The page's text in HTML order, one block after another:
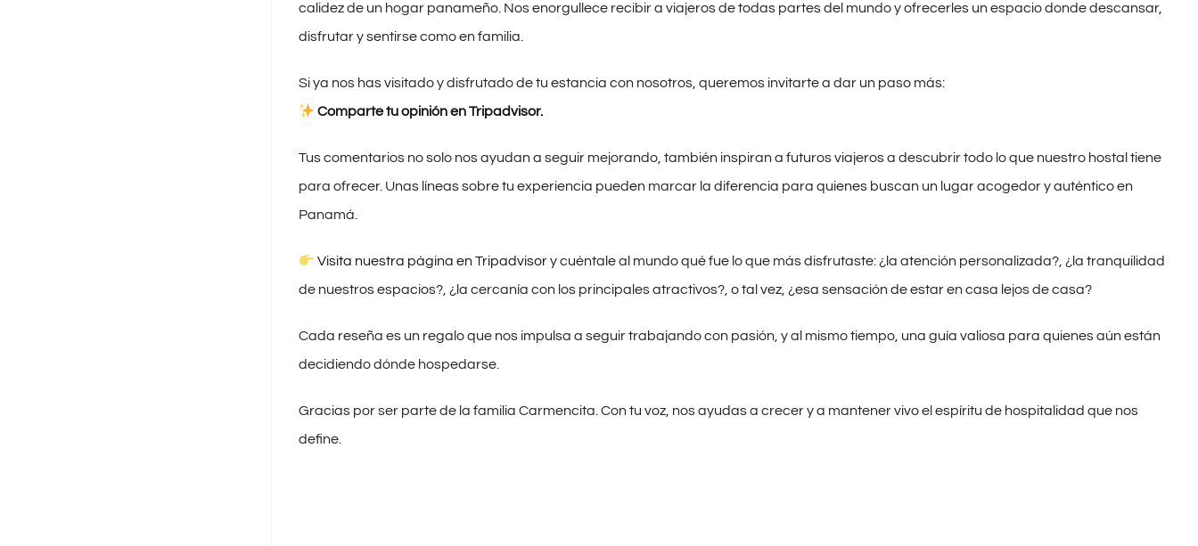
calidez de un hogar panameño. Nos enorgullece recibir a viajeros de todas partes del mundo y ofrecerles un espacio donde descansar,
disfrutar y sentirse como en familia.
Si ya nos has visitado y disfrutado de tu estancia con nosotros, queremos invitarte a dar un paso más:
Comparte tu opinión en Tripadvisor.
Tus comentarios no solo nos ayudan a seguir mejorando, también inspiran a futuros viajeros a descubrir todo lo que nuestro hostal tiene
para ofrecer. Unas líneas sobre tu experiencia pueden marcar la diferencia para quienes buscan un lugar acogedor y auténtico en
Panamá.
Visita nuestra página en Tripadvisory cuéntale al mundo qué fue lo que más disfrutaste: ¿la atención personalizada?, ¿la tranquilidad
de nuestros espacios?, ¿la cercanía con los principales atractivos?, o tal vez, ¿esa sensación de estar en casa lejos de casa?
Cada reseña es un regalo que nos impulsa a seguir trabajando con pasión, y al mismo tiempo, una guía valiosa para quienes aún están
decidiendo dónde hospedarse.
Gracias por ser parte de la familia Carmencita. Con tu voz, nos ayudas a crecer y a mantener vivo el espíritu de hospitalidad que nos
define.